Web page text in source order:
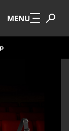
MENU